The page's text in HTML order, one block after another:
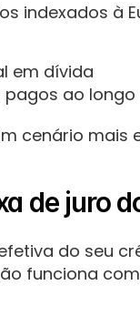
indexados à
em dívida
pagos ao
cenário mais
de juro
do seu
funciona